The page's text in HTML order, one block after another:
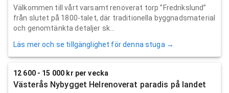
Välkommen till vårt varsamt renoverat torp ”Fredrikslund”
från slutet på 1800-talet, där traditionella byggnadsmaterial
och genomtänkta detaljer sk...
Läs mer och se tillgänglighet för denna stuga →
12 600 - 15 000 kr per vecka
Västerås Nybygget Helrenoverat paradis på landet